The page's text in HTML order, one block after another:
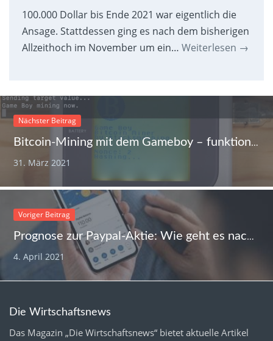
100.000 Dollar bis Ende 2021 war eigentlich die
Ansage. Stattdessen ging es nach dem bisherigen
Allzeithoch im November um ein… Weiterlesen →
Nächster Beitrag
Bitcoin-Mining mit dem Gameboy – funktioniert das?
31. März 2021
Voriger Beitrag
Prognose zur Paypal-Aktie: Wie geht es nach dem Start des Krypto-Bezahlens weiter?
4. April 2021
Die Wirtschaftsnews
Das Magazin „Die Wirtschaftsnews“ bietet aktuelle Artikel